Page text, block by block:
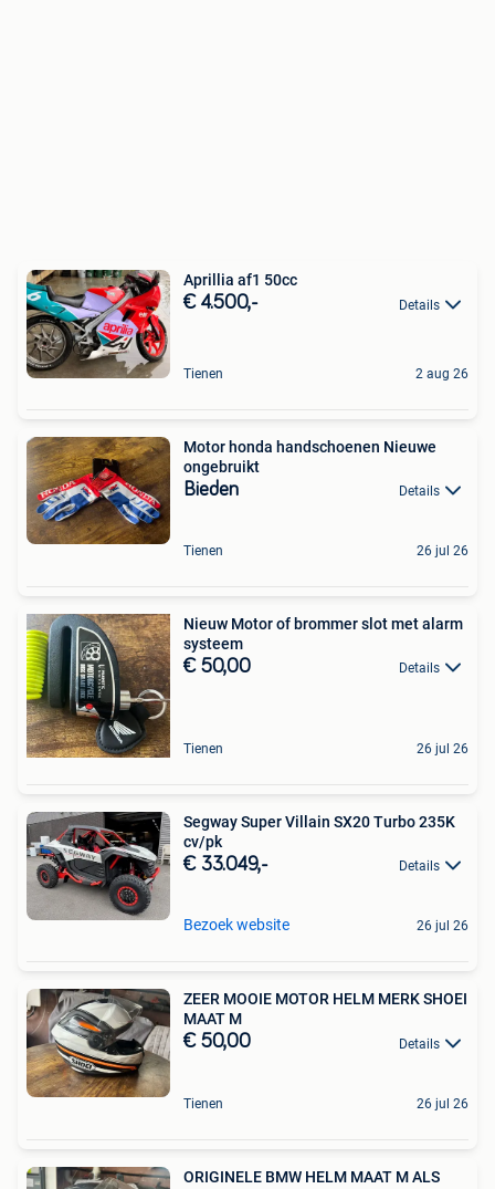
Aprillia af1 50cc
€ 4.500,- Details
Tienen 2 aug 26
Motor honda handschoenen Nieuwe
ongebruikt
Bieden Details
Tienen 26 jul 26
Nieuw Motor of brommer slot met alarm
systeem
€ 50,00 Details
Tienen 26 jul 26
Segway Super Villain SX20 Turbo 235K
cv/pk
€ 33.049,- Details
Bezoek website 26 jul 26
ZEER MOOIE MOTOR HELM MERK SHOEI
MAAT M
€ 50,00 Details
Tienen 26 jul 26
ORIGINELE BMW HELM MAAT M ALS